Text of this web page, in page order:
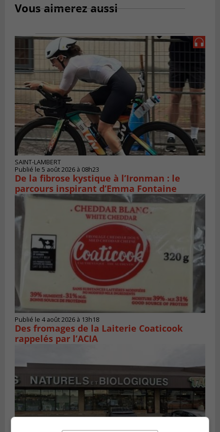
Vous aimerez aussi
SAINT-LAMBERT
Publié le 5 août 2026 à 08h23
De la fibrose kystique à l’Ironman : le
parcours inspirant d’Emma Fontaine
Publié le 4 août 2026 à 13h18
Des fromages de la Laiterie Coaticook
rappelés par l’ACIA